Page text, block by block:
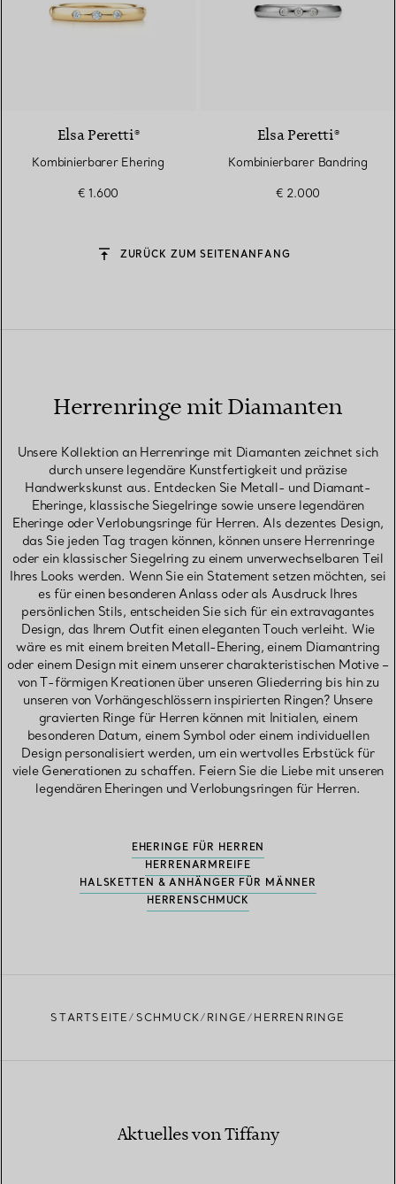
Elsa Peretti®
Kombinierbarer Ehering
€ 1.600
Elsa Peretti®
Kombinierbarer Bandring
€ 2.000
ZURÜCK ZUM SEITENANFANG
Herrenringe mit Diamanten
Unsere Kollektion an Herrenringe mit Diamanten zeichnet sich
durch unsere legendäre Kunstfertigkeit und präzise
Handwerkskunst aus. Entdecken Sie Metall- und Diamant-
Eheringe, klassische Siegelringe sowie unsere legendären
Eheringe oder Verlobungsringe für Herren. Als dezentes Design,
das Sie jeden Tag tragen können, können unsere Herrenringe
oder ein klassischer Siegelring zu einem unverwechselbaren Teil
Ihres Looks werden. Wenn Sie ein Statement setzen möchten, sei
es für einen besonderen Anlass oder als Ausdruck Ihres
persönlichen Stils, entscheiden Sie sich für ein extravagantes
Design, das Ihrem Outfit einen eleganten Touch verleiht. Wie
wäre es mit einem breiten Metall-Ehering, einem Diamantring
oder einem Design mit einem unserer charakteristischen Motive –
von T-förmigen Kreationen über unseren Gliederring bis hin zu
unseren von Vorhängeschlössern inspirierten Ringen? Unsere
gravierten Ringe für Herren können mit Initialen, einem
besonderen Datum, einem Symbol oder einem individuellen
Design personalisiert werden, um ein wertvolles Erbstück für
viele Generationen zu schaffen. Feiern Sie die Liebe mit unseren
legendären Eheringen und Verlobungsringen für Herren.
EHERINGE FÜR HERREN
HERRENARMREIFE
HALSKETTEN & ANHÄNGER FÜR MÄNNER
HERRENSCHMUCK
STARTSEITE SCHMUCK RINGE HERRENRINGE
Aktuelles von Tiffany